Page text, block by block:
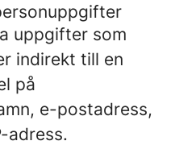
uppgifter som
indirekt till en
på
e-postadress,
adress.